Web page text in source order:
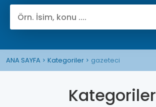
ANA SAYFA Kategoriler gazeteci
Kategoriler